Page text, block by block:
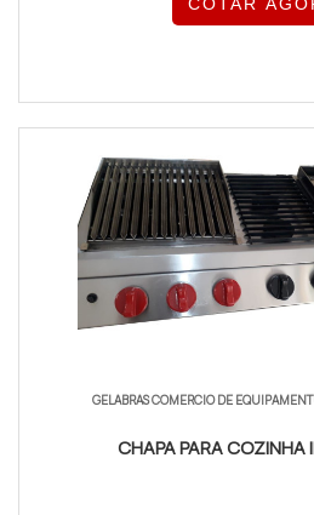
COTAR
GELABRAS COMERCIO DE
CHAPA PARA COZINHA